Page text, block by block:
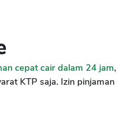
cepat cair dalam 24 jam,
KTP saja. Izin pinjaman